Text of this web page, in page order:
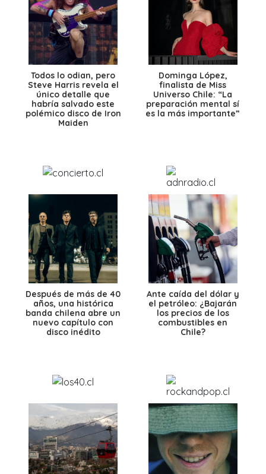
Todos lo odian, pero
Steve Harris revela el
único detalle que
habría salvado este
polémico disco de Iron
Maiden
Dominga López,
finalista de Miss
Universo Chile: “La
preparación mental sí
es la más importante”
Después de más de 40
años, una histórica
banda chilena abre un
nuevo capítulo con
disco inédito
Ante caída del dólar y
el petróleo: ¿Bajarán
los precios de los
combustibles en
Chile?